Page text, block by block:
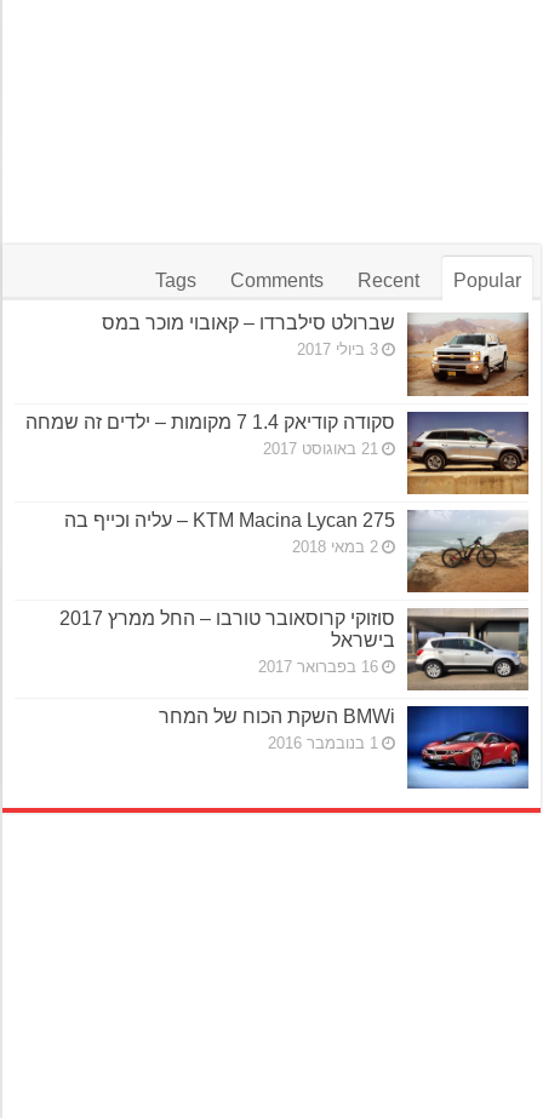
Popular
Recent
Comments
Tags
שברולט סילברדו – קאובוי מוכר במס
3 ביולי 2017
סקודה קודיאק 1.4 7 מקומות – ילדים זה שמחה
21 באוגוסט 2017
KTM Macina Lycan 275 – עליה וכייף בה
2 במאי 2018
סוזוקי קרוסאובר טורבו – החל ממרץ 2017
בישראל
16 בפברואר 2017
BMWi השקת הכוח של המחר
1 בנובמבר 2016